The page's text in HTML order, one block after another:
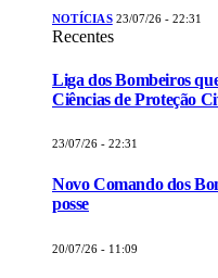
NOTÍCIAS 23/07/26 - 22:31
Recentes
Liga dos Bombeiros
Ciências de Proteção
23/07/26 - 22:31
Novo Comando dos
posse
20/07/26 - 11:09